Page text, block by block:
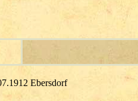
Ebersdorf